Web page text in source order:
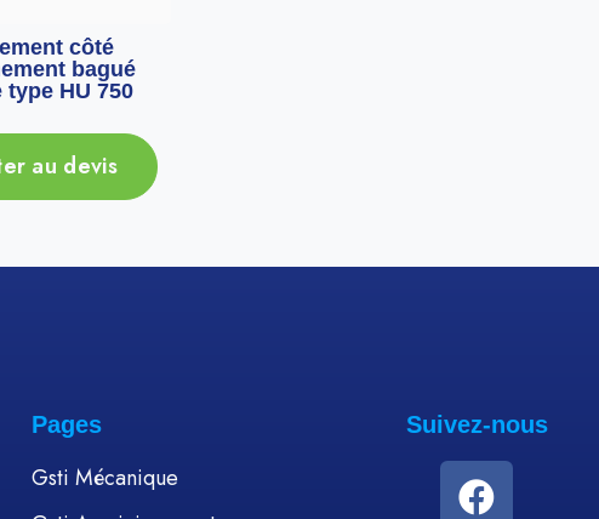
côté
bagué
type HU 750
au devis
Pages
Gsti Mécanique
Suivez-nous